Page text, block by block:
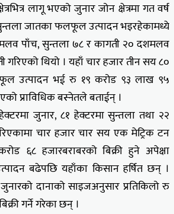
लागू भएको जुनार जोन क्षेत्रमा गत वर्ष
जातका फलफूल उत्पादन भइरहेकामध्ये
पाँच, सुन्तला ७८ र कागती २० दशमलव
थियो । यहाँ चार हजार तीन सय ८०
उत्पादन भई रु १९ करोड ९३ लाख ९५
प्राविधिक बस्नेतले बताईन् ।
जुनार, ८१ हेक्टरमा सुन्तला तथा २२
चार हजार चार सय एक मेट्रिक टन
६८ हजारबराबरको बिक्री हुने अपेक्षा
बढेपछि यहाँका किसान हर्षित छन् ।
दानाको साइजअनुसार प्रतिकिलो रु
गर्ने गरेका छन् ।